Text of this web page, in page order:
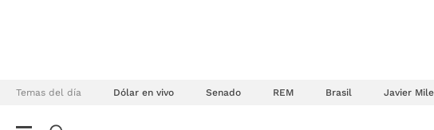
Temas del día Dólar en vivo Senado REM Brasil Javier